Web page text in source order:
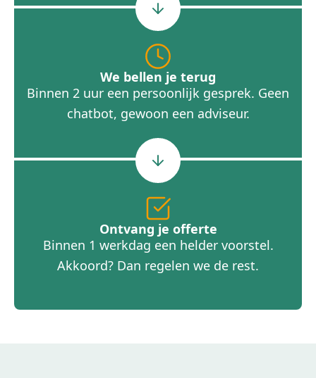
We bellen je terug
Binnen 2 uur een persoonlijk gesprek. Geen
chatbot, gewoon een adviseur.
Ontvang je offerte
Binnen 1 werkdag een helder voorstel.
Akkoord? Dan regelen we de rest.